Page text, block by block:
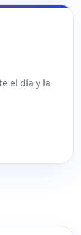
el día y la